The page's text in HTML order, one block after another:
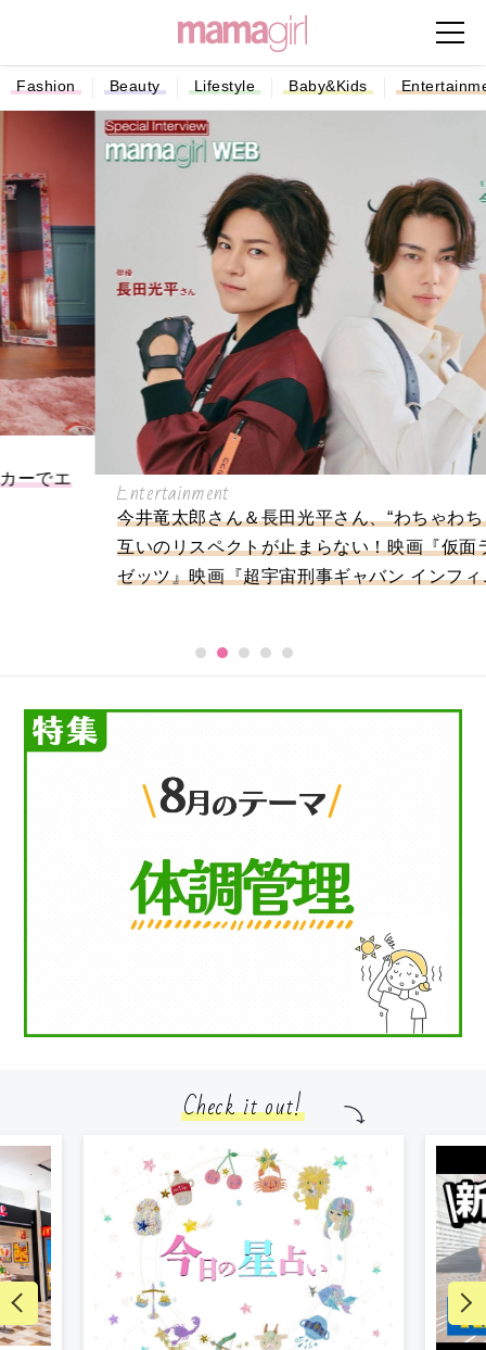
Fashion Beauty Lifestyle Baby&Kids
Entertainment
今井竜太郎さん＆長田光平さん、“わちゃわちゃ”とお
互いのリスペクトが止まらない！映画『仮面ライダー
ゼッツ』映画『超宇宙刑事ギャバン インフィニティ 』
Check it out!